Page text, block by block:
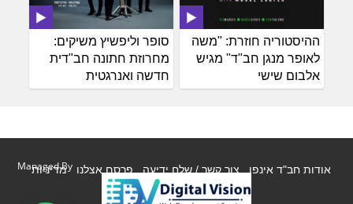
סופר וליפשיץ משיקים:
מחרוזת חתונה חב"דית
חדשה ואנרגטית
ההיסטוריה חוזרת: "משה
לאופר מנגן חב"ד" מגיש
אלבום שישי
אודות חב"ד אינפו צור קשר / שלח ידיעה פרסם אצלנו מדיניות
Managed By